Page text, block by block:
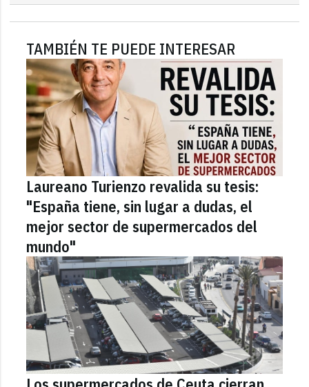
TAMBIÉN TE PUEDE INTERESAR
Laureano Turienzo revalida su tesis:
"España tiene, sin lugar a dudas, el
mejor sector de supermercados del
mundo"